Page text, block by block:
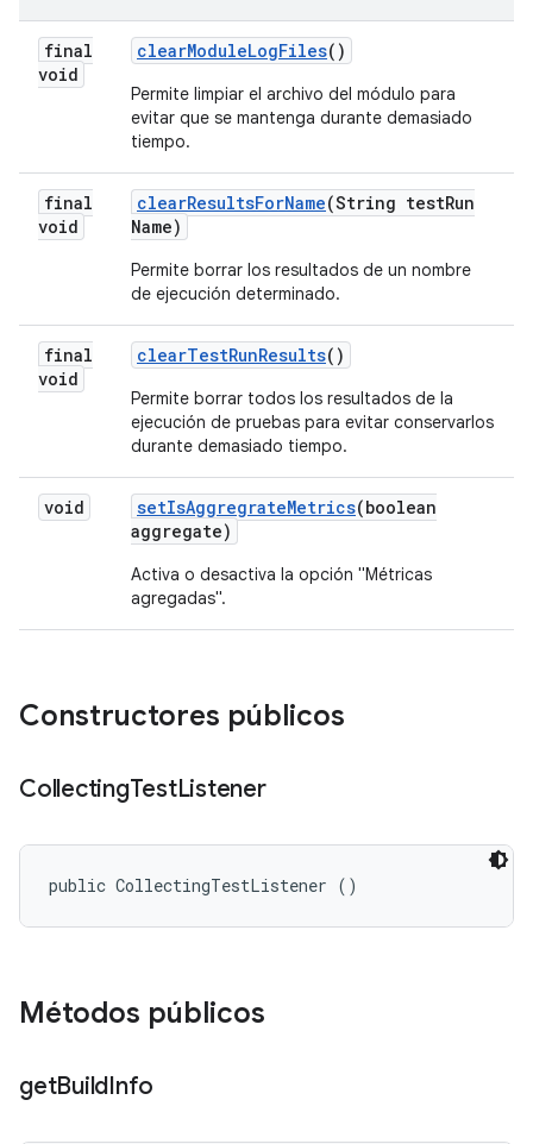
final
void
clearModuleLogFiles()
Permite limpiar el archivo del módulo para
evitar que se mantenga durante demasiado
tiempo.
final
void
clearResultsForName(String testRun
Name)
Permite borrar los resultados de un nombre
de ejecución determinado.
final
void
clearTestRunResults()
Permite borrar todos los resultados de la
ejecución de pruebas para evitar conservarlos
durante demasiado tiempo.
void setIsAggregrateMetrics(boolean
aggregate)
Activa o desactiva la opción "Métricas
agregadas".
Constructores públicos
CollectingTestListener
public CollectingTestListener ()
Métodos públicos
getBuildInfo